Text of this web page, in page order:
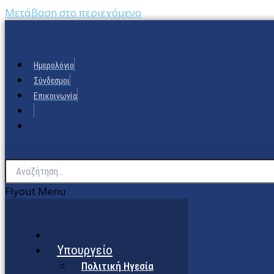
Μετάβαση στο περιεχόμενο
Ημερολόγιο
Σύνδεσμοι
Επικοινωνία
Flyout Menu
Υπουργείο
Πολιτική Ηγεσία